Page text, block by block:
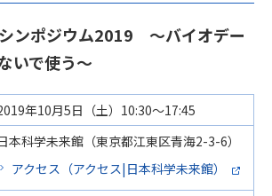
ンポジウム2019 ～バイオデー
いで使う～
年10月5日（土）10:30～17:45
本科学未来館（東京都江東区青海2-3-6）
アクセス（アクセス|日本科学未来館）